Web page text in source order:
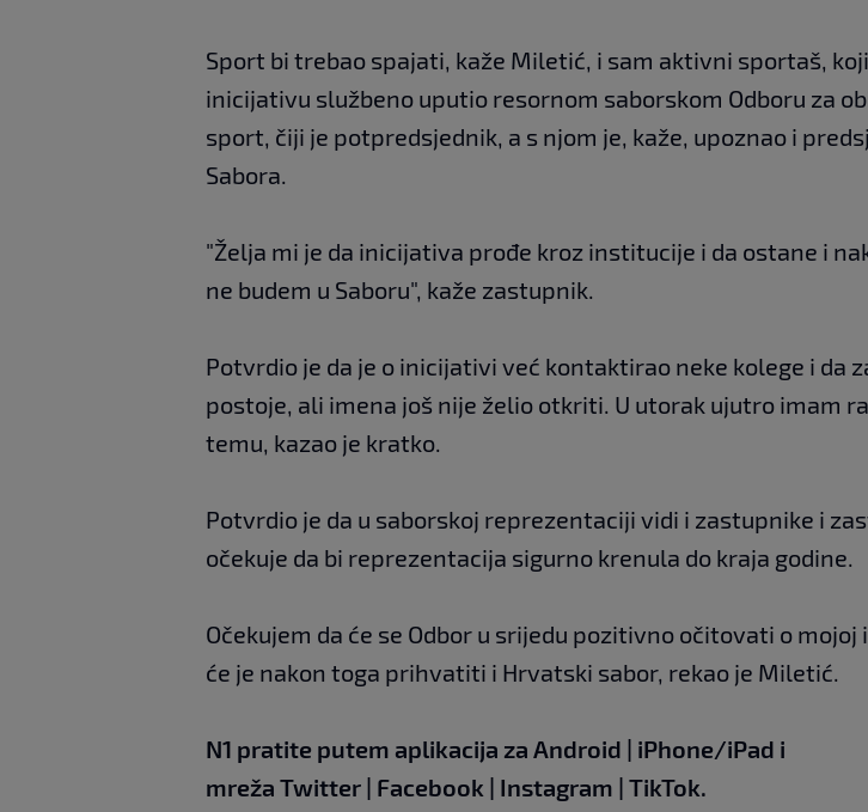
Sport bi trebao spajati, kaže Miletić, i sam aktivni sportaš,
inicijativu službeno uputio resornom saborskom Odboru za
sport, čiji je potpredsjednik, a s njom je, kaže, upoznao i
Sabora.
"Želja mi je da inicijativa prođe kroz institucije i da ostane i
ne budem u Saboru", kaže zastupnik.
Potvrdio je da je o inicijativi već kontaktirao neke kolege i da
postoje, ali imena još nije želio otkriti. U utorak ujutro imam
temu, kazao je kratko.
Potvrdio je da u saborskoj reprezentaciji vidi i zastupnike i
očekuje da bi reprezentacija sigurno krenula do kraja godine.
Očekujem da će se Odbor u srijedu pozitivno očitovati o
će je nakon toga prihvatiti i Hrvatski sabor, rekao je Miletić.
N1 pratite putem aplikacija za Android | iPhone/iPad i
mreža Twitter | Facebook | Instagram | TikTok.